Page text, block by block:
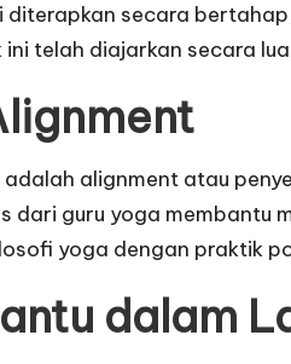
diterapkan secara
telah diajarkan secara
adalah alignment atau
dari guru yoga membantu
yoga dengan praktik
dalam